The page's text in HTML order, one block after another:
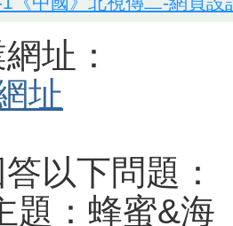
址：
址
以下問題：
題：蜂蜜&海